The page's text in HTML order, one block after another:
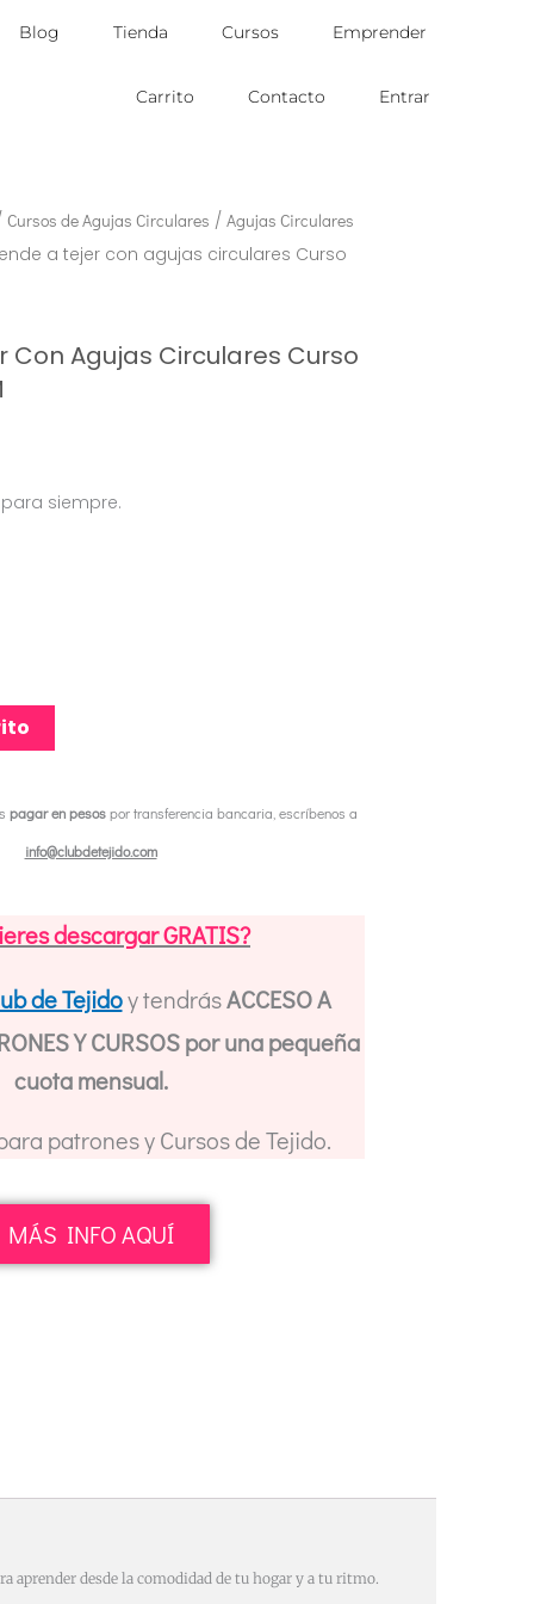
Blog Tienda Cursos Emprender
Carrito Contacto Entrar
Cursos de Agujas Circulares / Agujas Circulares
a tejer con agujas circulares Curso
Con Agujas Circulares Curso
siempre.
pagar en pesospor transferencia bancaria, escríbenos a
info@clubdetejido.com
descargar GRATIS?
de Tejidoy tendrásACCESO A
Y CURSOS por una pequeña
cuota mensual.
patrones y Cursos de Tejido.
MÁS INFO AQUÍ
aprender desde la comodidad de tu hogar y a tu ritmo.